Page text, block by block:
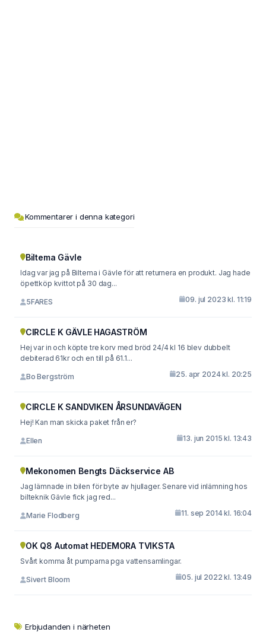
Kommentarer i denna kategori
Biltema Gävle
Idag var jag på Biltema i Gävle för att returnera en produkt. Jag hade
öpettköp kvittot på 30 dag...
5FARES 09. jul 2023 kl. 11:19
CIRCLE K GÄVLE HAGASTRÖM
Hej var in och köpte tre korv med bröd 24/4 kl 16 blev dubbelt
debiterad 61kr och en till på 61.1...
Bo Bergström 25. apr 2024 kl. 20:25
CIRCLE K SANDVIKEN ÅRSUNDAVÄGEN
Hej! Kan man skicka paket från er?
Ellen 13. jun 2015 kl. 13:43
Mekonomen Bengts Däckservice AB
Jag lämnade in bilen för byte av hjullager. Senare vid inlämning hos
bilteknik Gävle fick jag red...
Marie Flodberg 11. sep 2014 kl. 16:04
OK Q8 Automat HEDEMORA TVIKSTA
Svårt komma åt pumparna pga vattensamlingar.
Sivert Bloom 05. jul 2022 kl. 13:49
Erbjudanden i närheten